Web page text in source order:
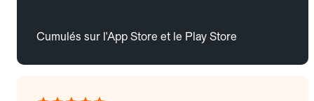
Cumulés sur l'App Store et le Play Store